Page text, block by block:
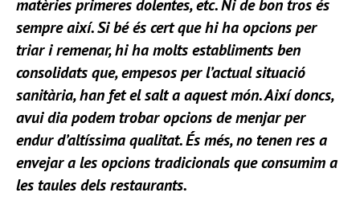
matèries primeres dolentes, etc. Ni de bon tros és
sempre així. Si bé és cert que hi ha opcions per
triar i remenar, hi ha molts establiments ben
consolidats que, empesos per l’actual situació
sanitària, han fet el salt a aquest món. Així doncs,
avui dia podem trobar opcions de menjar per
endur d’altíssima qualitat. És més, no tenen res a
envejar a les opcions tradicionals que consumim a
les taules dels restaurants.